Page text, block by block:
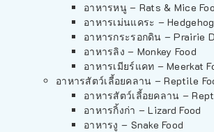
อาหารหนู – Rats & Mice
อาหารเม่นแคระ –
อาหารกระรอกดิน – Prairie
อาหารลิง – Monkey Food
อาหารเมียร์แคท – Meerkat
อาหารสัตว์เลี้อยคลาน – Reptile
อาหารสัตว์เลี้อยคลาน –
อาหารกิ้งก่า – Lizard Food
อาหารงู – Snake Food